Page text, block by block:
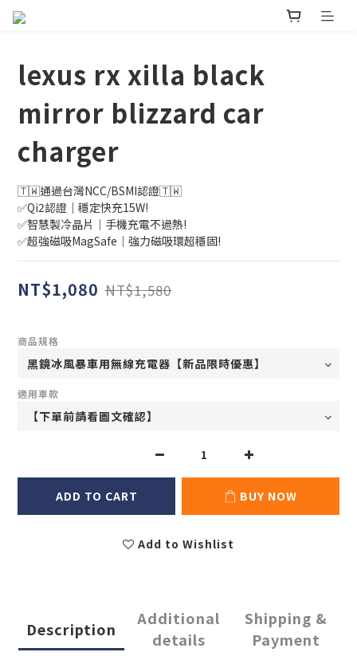
lexus rx xilla black
mirror blizzard car
charger
🇹🇼通過台灣NCC/BSMI認證🇹🇼
✅Qi2認證｜穩定快充15W!
✅智慧製冷晶片｜手機充電不過熱!
✅超強磁吸MagSafe｜強力磁吸環超穩固!
NT$1,080 NT$1,580
商品規格
適用車款
ADD TO CART BUY NOW
Add to Wishlist
Description
Additional
details
Shipping &
Payment